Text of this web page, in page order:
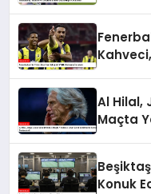
Al Hilal,
Maçta
Konuk